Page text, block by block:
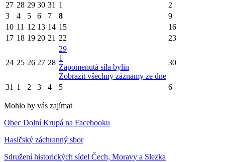
27 28 29 30 31 1
2
3
4 5 6 7 8
9
10 11 12 13 14 15
16
17 18 19 20 21 22 23
24 25 26 27 28
29
1
Zapomenutá síla bylin
Zobrazit všechny záznamy ze dne
30
31 1 2 3 4 5 6
Mohlo by vás zajímat
Obec Dolní Krupá na Facebooku
Hasičský záchranný sbor
Sdružení historických sídel Čech, Moravy a Slezka